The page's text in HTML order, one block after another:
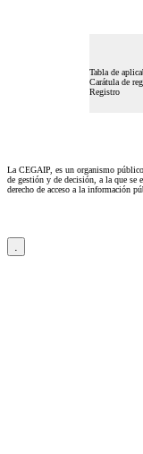
Tabla de
Carátula de
Registro
La CEGAIP, es un organismo
de gestión y de decisión, a la que se
derecho de acceso a la información